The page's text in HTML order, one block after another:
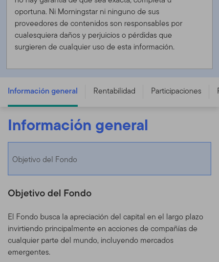
oportuna. Ni Morningstar ni ninguno de sus
proveedores de contenidos son responsables por
cualesquiera daños y perjuicios o pérdidas que
surgieren de cualquier uso de esta información.
LU1586278258
Información general Rentabilidad Participaciones
Información general
Objetivo del Fondo
Objetivo del Fondo
El Fondo busca la apreciación del capital en el largo plazo
invirtiendo principalmente en acciones de compañías de
cualquier parte del mundo, incluyendo mercados
emergentes.